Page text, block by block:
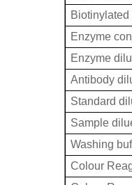
Enzyme
Enzyme
Antibody
Standard
Sample
Washing
Colour